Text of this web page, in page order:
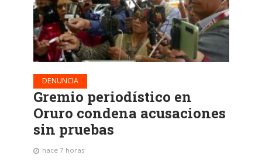
DENUNCIA
Gremio periodístico en
Oruro condena acusaciones
sin pruebas
hace 7 horas